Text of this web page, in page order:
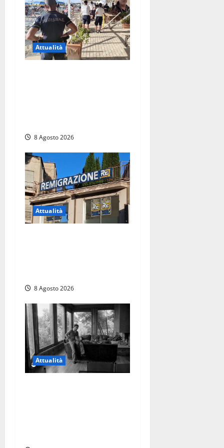
Attualità
8 Agosto 2026
Attualità
8 Agosto 2026
Attualità